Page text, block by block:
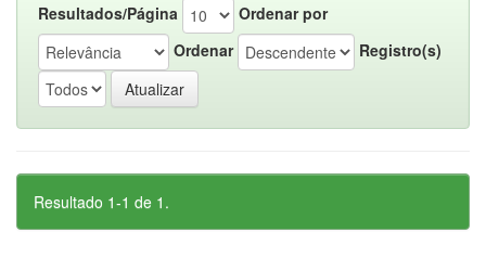
Resultados/Página
Ordenar por
Ordenar
Registro(s)
Resultado 1-1 de 1.